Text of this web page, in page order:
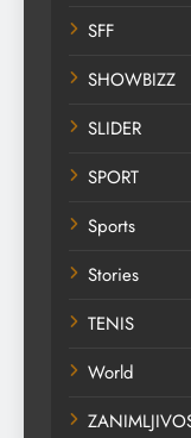
SFF
SHOWBIZZ
SLIDER
SPORT
Sports
Stories
TENIS
World